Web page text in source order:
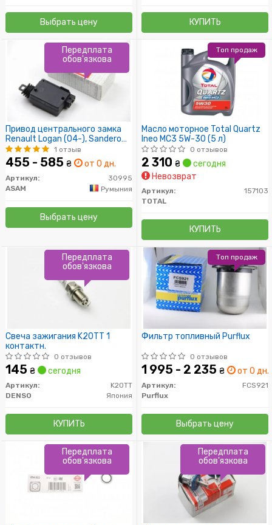
Выбрать цену КУПИТЬ
Привод центрального замка
Renault Logan (04-), Sandero
(08-), Duster (10-) (багажника
и дверей) (30995) Asam
1 отзыв
455 - 585 ₴ от 0 дн.
Артикул:
30995
ASAM
Румыния
Выбрать цену
Передплата
обов'язкова
Масло моторное Total Quartz
Ineo MC3 5W-30 (5 л)
0 отзывов
2 310 ₴
сегодня
Невозврат
Артикул:
157103
TOTAL
КУПИТЬ
Топ продаж
Свеча зажигания K20TT 1
контактн.
0 отзывов
145 ₴ сегодня
Артикул:
K20TT
DENSO
Япония
КУПИТЬ
Передплата
обов'язкова
Фильтр топливный Purflux
0 отзывов
1 995 - 2 235 ₴ от 0 дн.
Артикул:
FCS921
Purflux
Выбрать цену
Топ продаж
Передплата
обов'язкова
Передплата
обов'язкова